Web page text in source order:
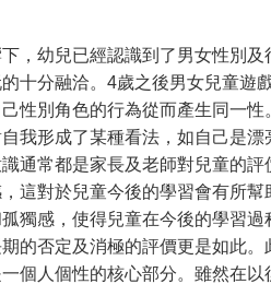
，幼兒已經認識到了男女性別
十分融洽。4歲之後男女兒童遊
性別角色的行為從而產生同一
我形成了某種看法，如自己是
通常都是家長及老師對兒童的
這對於兒童今後的學習會有所
獨感，使得兒童在今後的學習
的否定及消極的評價更是如此
個人個性的核心部分。雖然在